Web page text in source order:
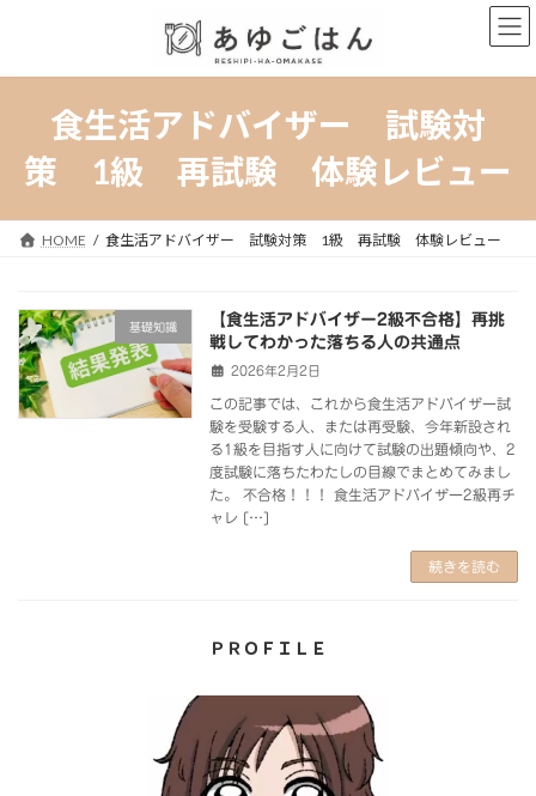
ン
プ
ー
動
食生活アドバイザー 試験対
策 1級 再試験 体験レビュー
HOME 食生活アドバイザー 試験対策 1級 再試験 体験レビュー
基礎知識
【食生活アドバイザー2級不合格】再挑
戦してわかった落ちる人の共通点
2026年2月2日
この記事では、これから食生活アドバイザー試
験を受験する人、または再受験、今年新設され
る1級を目指す人に向けて試験の出題傾向や、2
度試験に落ちたわたしの目線でまとめてみまし
た。 不合格！！！ 食生活アドバイザー2級再チ
ャレ […]
続きを読む
ＰＲＯＦＩＬＥ